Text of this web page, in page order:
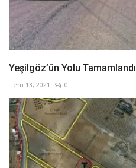
Yeşilgöz’ün Yolu Tamamlandı
Tem 13, 2021 0